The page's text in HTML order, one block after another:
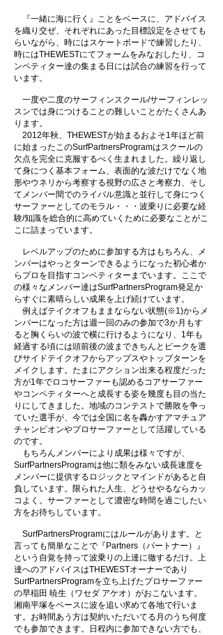
『一緒に海に行く』ことをベースに、アドバイス
を織り交ぜ、それぞれにあった目標設定をさせても
らいながら、時にはスケートボードで練習したり、
時にはTHEWESTにてフォームをみなおしたり、コ
ンペティター達の集まる日には試合の練習を行って
います。
一度や二度のサーフィンスクール/サーフィンレッ
スンでは身につけることの難しいことがたくさんあ
ります。
2012年秋、THEWESTが始まるおよそ1年ほど前
に始まったこのSurfPartnersProgramはスクールの
欠点を完全に克服するべく生まれました。繰り返し
て身につく基本フォーム、表面的な波だけでなく地
形やウネリから考察する視野の広さと考察力、そし
てメンバー間でのライバル意識と並行して身につく
サーファーとしてのモラル・・・波乗りに必要な経
験/知識を総合的に高めていくために必要なことがこ
こに詰まっています。
レベルアップのために参加する方はもちろん、
メ
ンバーはやっとターンできるようになった初心者か
らプロを目指すコンペティターまでいます。ここで
の様々なメンバー達はSurfPartnersProgram発足か
らすぐに素晴らしい成果を上げ続けています。
例えばテイクオフもままならない状態(※1)からメ
ンバーになった方は週一回のみの参加で3か月もす
ると胸くらいの波で横に行けるようになり、1年も
経過する頃には頭前後の波まできちんとピークを選
びサイドテイクオフからアップスやトップターンを
メイクします。たまにアクション出来る程度だった
方が1年でロコサーファーも認めるコアサーファー
やコンペティターへと成長する姿を幾度も目の当た
りにしてきました。地域のコンテストで勝敗を争っ
ていた選手が、今では全国に名を轟かすアマチュア
チャンピオンやプロサーファーとして活躍している
のです。
もちろんメンバーにより成果は様々ですが、
SurfPartnersProgramは他に類をみない成長速度を
メンバーに提供するロジックとマインドがあると自
負しています。限られた人生、どうせやるならカッ
コよく。サーファーとして濃密な時間を過ごしたい
方をお待ちしています。
SurfPartnersProgramにはルールがあります。と
言っても簡単なことで『Partners（パートナー）』
という自覚を持って波乗りの上達に徹するだけ。上
達へのアドバイスはTHEWESTオーナーであり
SurfPartnersProgramを立ち上げたプロサーファー
の早稲田 暁生（ワセダ アケオ）がおこないます。
湘南平塚をベースに波を追い求めて各地で行いま
す。お時間あう方は契約いただいてる月のうち何度
でも参加できます。日程内に参加できない方でも、